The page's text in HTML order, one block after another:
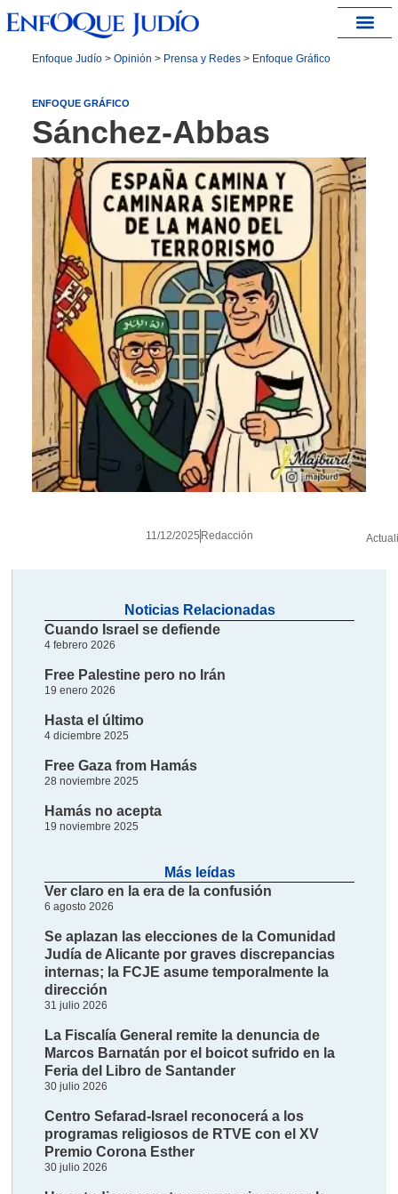
Enfoque Judío> Opinión > Prensa y Redes> Enfoque Gráfico
ENFOQUE GRÁFICO
Sánchez-Abbas
11/12/2025 Redacción
Noticias Relacionadas
Cuando Israel se defiende
4 febrero 2026
Free Palestine pero no Irán
19 enero 2026
Hasta el último
4 diciembre 2025
Free Gaza from Hamás
28 noviembre 2025
Hamás no acepta
19 noviembre 2025
Más leídas
Ver claro en la era de la confusión
6 agosto 2026
Se aplazan las elecciones de la Comunidad
Judía de Alicante por graves discrepancias
internas; la FCJE asume temporalmente la
dirección
31 julio 2026
La Fiscalía General remite la denuncia de
Marcos Barnatán por el boicot sufrido en la
Feria del Libro de Santander
30 julio 2026
Centro Sefarad-Israel reconocerá a los
programas religiosos de RTVE con el XV
Premio Corona Esther
30 julio 2026